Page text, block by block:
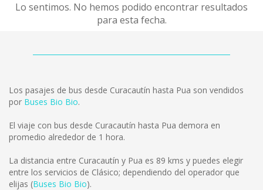
Lo sentimos. No hemos podido encontrar resultados
para esta fecha.
Los pasajes de bus desde Curacautín hasta Pua son vendidos
por Buses Bio Bio.
El viaje con bus desde Curacautín hasta Pua demora en
promedio alrededor de 1 hora.
La distancia entre Curacautín y Pua es 89 kms y puedes elegir
entre los servicios de Clásico; dependiendo del operador que
elijas (Buses Bio Bio).